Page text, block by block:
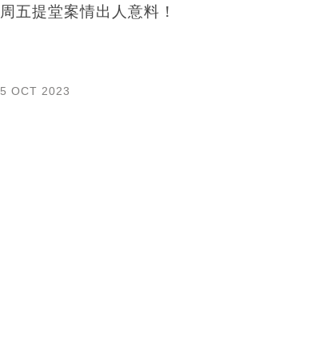
周五提堂案情出人意料！
5 OCT 2023